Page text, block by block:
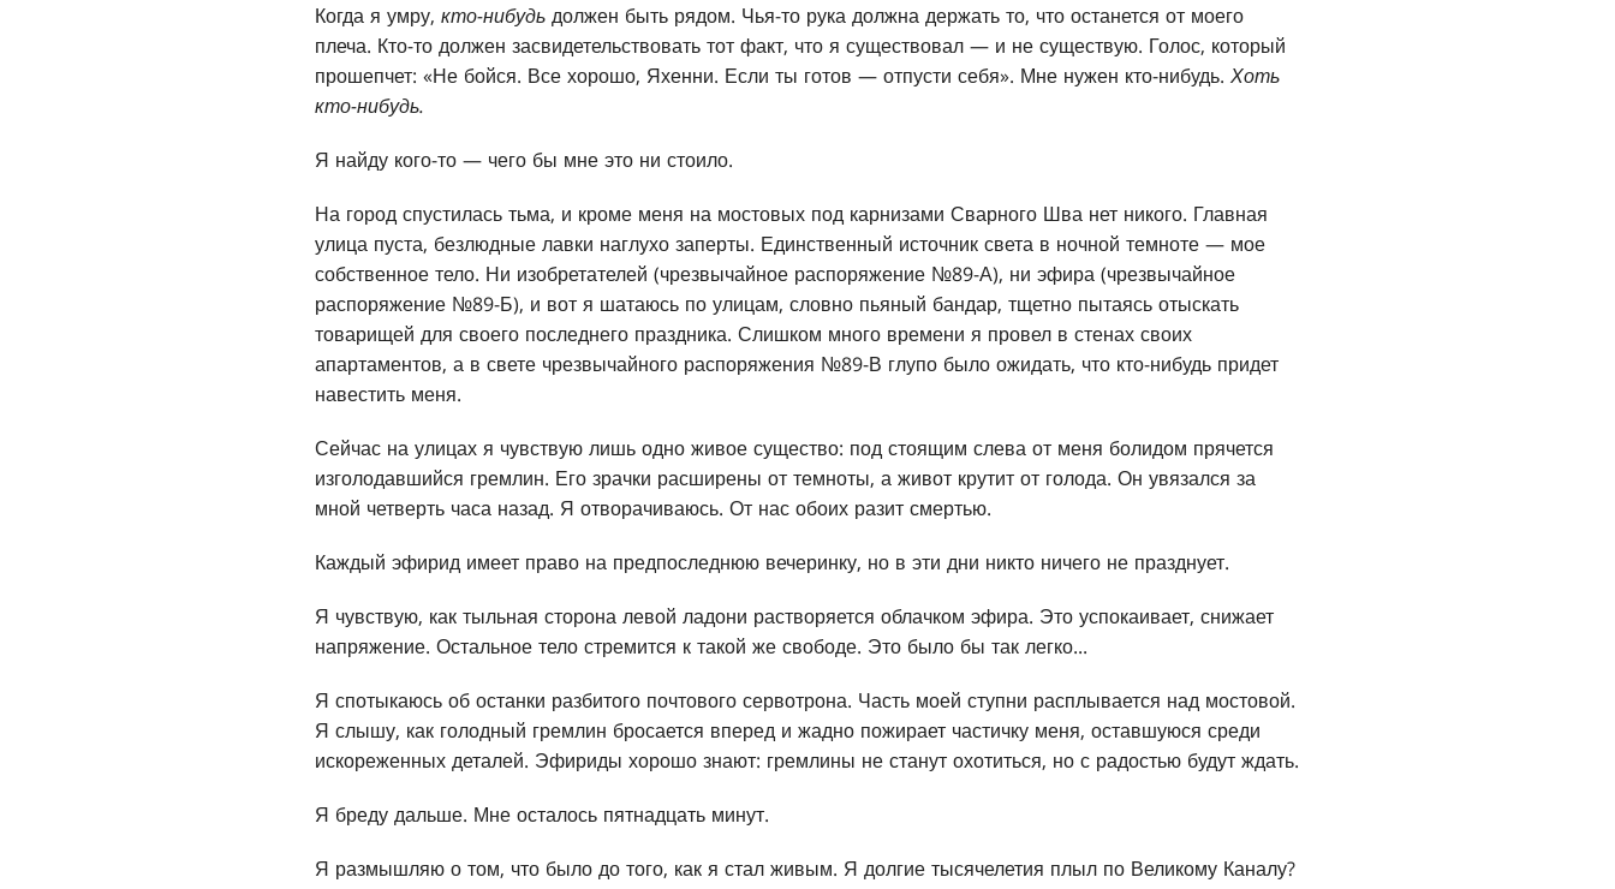
Когда я умру, кто-нибудь должен быть рядом. Чья-то рука должна держать то, что останется от моего
плеча. Кто-то должен засвидетельствовать тот факт, что я существовал — и не существую. Голос, который
прошепчет: «Не бойся. Все хорошо, Яхенни. Если ты готов — отпусти себя». Мне нужен кто-нибудь. Хоть
кто-нибудь.
Я найду кого-то — чего бы мне это ни стоило.
На город спустилась тьма, и кроме меня на мостовых под карнизами Сварного Шва нет никого. Главная
улица пуста, безлюдные лавки наглухо заперты. Единственный источник света в ночной темноте — мое
собственное тело. Ни изобретателей (чрезвычайное распоряжение №89-А), ни эфира (чрезвычайное
распоряжение №89-Б), и вот я шатаюсь по улицам, словно пьяный бандар, тщетно пытаясь отыскать
товарищей для своего последнего праздника. Слишком много времени я провел в стенах своих
апартаментов, а в свете чрезвычайного распоряжения №89-В глупо было ожидать, что кто-нибудь придет
навестить меня.
Сейчас на улицах я чувствую лишь одно живое существо: под стоящим слева от меня болидом прячется
изголодавшийся гремлин. Его зрачки расширены от темноты, а живот крутит от голода. Он увязался за
мной четверть часа назад. Я отворачиваюсь. От нас обоих разит смертью.
Каждый эфирид имеет право на предпоследнюю вечеринку, но в эти дни никто ничего не празднует.
Я чувствую, как тыльная сторона левой ладони растворяется облачком эфира. Это успокаивает, снижает
напряжение. Остальное тело стремится к такой же свободе. Это было бы так легко...
Я спотыкаюсь об останки разбитого почтового сервотрона. Часть моей ступни расплывается над мостовой.
Я слышу, как голодный гремлин бросается вперед и жадно пожирает частичку меня, оставшуюся среди
искореженных деталей. Эфириды хорошо знают: гремлины не станут охотиться, но с радостью будут ждать.
Я бреду дальше. Мне осталось пятнадцать минут.
Я размышляю о том, что было до того, как я стал живым. Я долгие тысячелетия плыл по Великому Каналу?